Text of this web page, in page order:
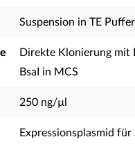
Suspension in TE Puffer
Direkte Klonierung mit
BsaI in MCS
250 ng/µl
Expressionsplasmid